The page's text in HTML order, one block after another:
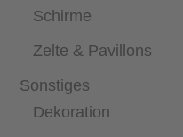
Schirme
Zelte & Pavillons
Sonstiges
Dekoration